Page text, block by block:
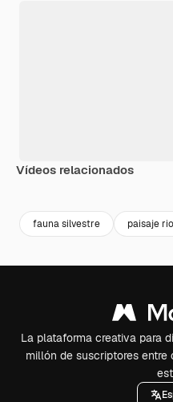
Vídeos relacionados
fauna silvestre paisaje rio
La plataforma creativa para
millón de suscriptores entre